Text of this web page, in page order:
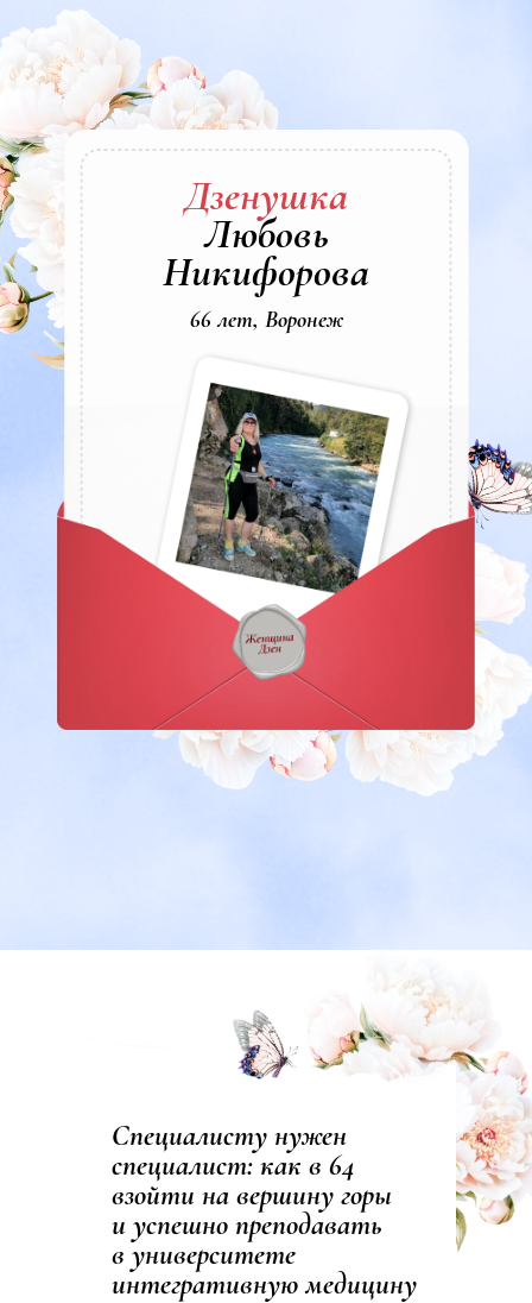
Дзенушка
Любовь
Никифорова
66 лет, Воронеж
Специалисту нужен
специалист: как в 64
взойти на вершину горы
и успешно преподавать
в университете
интегративную медицину